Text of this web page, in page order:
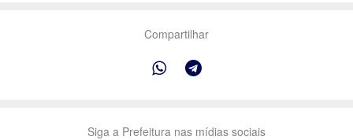
Compartilhar
Siga a Prefeitura nas mídias sociais